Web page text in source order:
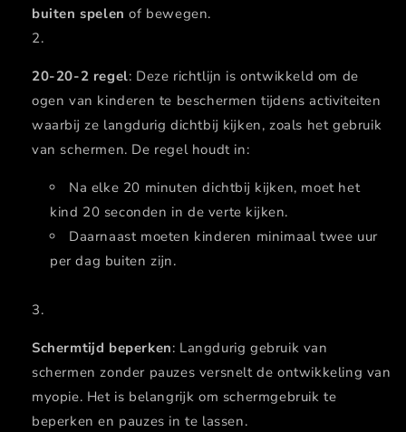
buiten spelen of bewegen​.
20-20-2 regel: Deze richtlijn is ontwikkeld om de
ogen van kinderen te beschermen tijdens activiteiten
waarbij ze langdurig dichtbij kijken, zoals het gebruik
van schermen. De regel houdt in:
Na elke 20 minuten dichtbij kijken, moet het
kind 20 seconden in de verte kijken.
Daarnaast moeten kinderen minimaal twee uur
per dag buiten zijn​.
Schermtijd beperken: Langdurig gebruik van
schermen zonder pauzes versnelt de ontwikkeling van
myopie. Het is belangrijk om schermgebruik te
beperken en pauzes in te lassen​.